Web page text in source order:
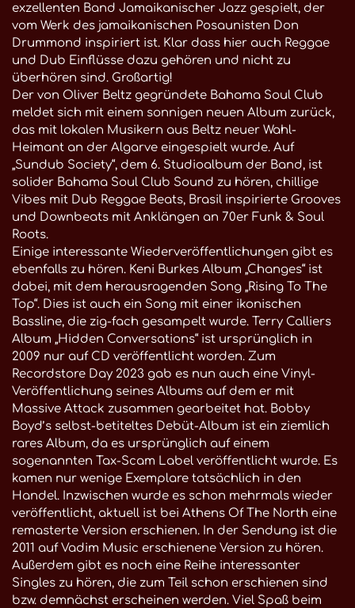
exzellenten Band Jamaikanischer Jazz gespielt, der
vom Werk des jamaikanischen Posaunisten Don
Drummond inspiriert ist. Klar dass hier auch Reggae
und Dub Einflüsse dazu gehören und nicht zu
überhören sind. Großartig!
Der von Oliver Beltz gegründete Bahama Soul Club
meldet sich mit einem sonnigen neuen Album zurück,
das mit lokalen Musikern aus Beltz neuer Wahl-
Heimant an der Algarve eingespielt wurde. Auf
„Sundub Society“, dem 6. Studioalbum der Band, ist
solider Bahama Soul Club Sound zu hören, chillige
Vibes mit Dub Reggae Beats, Brasil inspirierte Grooves
und Downbeats mit Anklängen an 70er Funk & Soul
Roots.
Einige interessante Wiederveröffentlichungen gibt es
ebenfalls zu hören. Keni Burkes Album „Changes“ ist
dabei, mit dem herausragenden Song „Rising To The
Top“. Dies ist auch ein Song mit einer ikonischen
Bassline, die zig-fach gesampelt wurde. Terry Calliers
Album „Hidden Conversations“ ist ursprünglich in
2009 nur auf CD veröffentlicht worden. Zum
Recordstore Day 2023 gab es nun auch eine Vinyl-
Veröffentlichung seines Albums auf dem er mit
Massive Attack zusammen gearbeitet hat. Bobby
Boyd’s selbst-betiteltes Debüt-Album ist ein ziemlich
rares Album, da es ursprünglich auf einem
sogenannten Tax-Scam Label veröffentlicht wurde. Es
kamen nur wenige Exemplare tatsächlich in den
Handel. Inzwischen wurde es schon mehrmals wieder
veröffentlicht, aktuell ist bei Athens Of The North eine
remasterte Version erschienen. In der Sendung ist die
2011 auf Vadim Music erschienene Version zu hören.
Außerdem gibt es noch eine Reihe interessanter
Singles zu hören, die zum Teil schon erschienen sind
bzw. demnächst erscheinen werden. Viel Spaß beim